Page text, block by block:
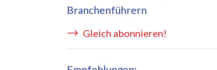
Branchenführern
Gleich abonnieren!